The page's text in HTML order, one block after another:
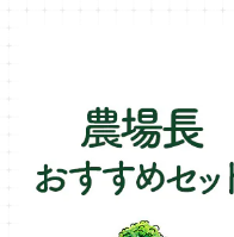
イチゴをおいしく育てたい
マロウ・ハーブ苗
ヒソップ・ハーブ苗
樹脂製 / プラ製プランター
ファイバー製プランター
オーニング
シェード